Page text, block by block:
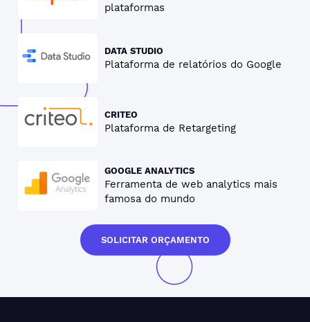
plataformas
DATA STUDIO
Plataforma de relatórios do Google
CRITEO
Plataforma de Retargeting
GOOGLE ANALYTICS
Ferramenta de web analytics mais
famosa do mundo
SOLICITAR ORÇAMENTO